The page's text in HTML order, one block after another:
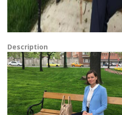
Description